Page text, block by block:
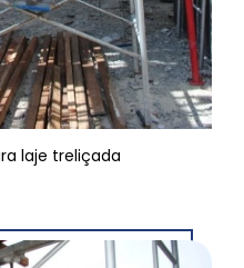
laje treliçada